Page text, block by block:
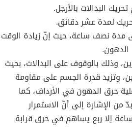
البدالات بالأرجل.
لمدة عشر دقائق.
مدة نصف ساعة، حيث إنّ زيادة الوقت
وذلك بالوقوف على البدالات، بحيث
وتزيد قدرة الجسم على مقاومة
حرق الدهون في الأرداف، كما
الإشارة إلى أنّ الاستمرار
إلا ربع يساهم في حرق قرابة